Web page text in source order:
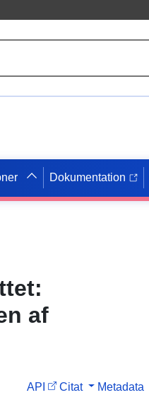
Dokumentation
af
API Citat Metadata